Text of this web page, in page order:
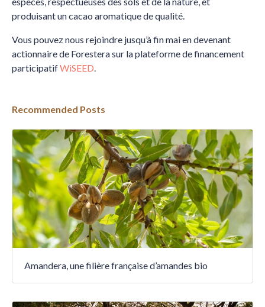
produisant un cacao aromatique de qualité.
Vous pouvez nous rejoindre jusqu’à fin mai en devenant
actionnaire de Forestera sur la plateforme de financement
participatifWiSEED.
Recommended Posts
Amandera, une filière française d’amandes bio